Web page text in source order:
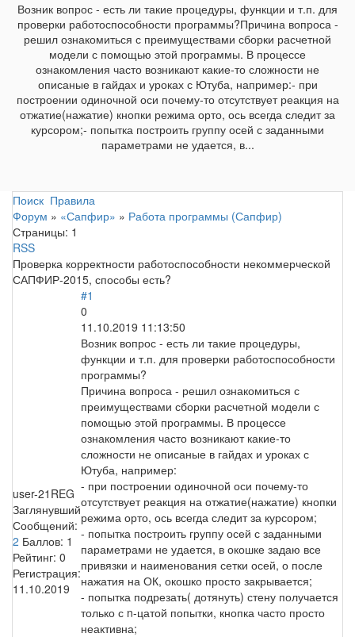
Возник вопрос - есть ли такие процедуры, функции и т.п. для
проверки работоспособности программы?Причина вопроса -
решил ознакомиться с преимуществами сборки расчетной
модели с помощью этой программы. В процессе
ознакомления часто возникают какие-то сложности не
описаные в гайдах и уроках с Ютуба, например:- при
построении одиночной оси почему-то отсутствует реакция на
отжатие(нажатие) кнопки режима орто, ось всегда следит за
курсором;- попытка построить группу осей с заданными
параметрами не удается, в...
Поиск Правила
Форум » «Сапфир» » Работа программы (Сапфир)
Страницы: 1
RSS
Проверка корректности работоспособности некоммерческой
САПФИР-2015, способы есть?
user-21REG
Заглянувший
Сообщений:
2 Баллов: 1
Рейтинг: 0
Регистрация:
11.10.2019
#1
0
11.10.2019 11:13:50
Возник вопрос - есть ли такие процедуры,
функции и т.п. для проверки работоспособности
программы?
Причина вопроса - решил ознакомиться с
преимуществами сборки расчетной модели с
помощью этой программы. В процессе
ознакомления часто возникают какие-то
сложности не описаные в гайдах и уроках с
Ютуба, например:
- при построении одиночной оси почему-то
отсутствует реакция на отжатие(нажатие) кнопки
режима орто, ось всегда следит за курсором;
- попытка построить группу осей с заданными
параметрами не удается, в окошке задаю все
привязки и наименования сетки осей, о после
нажатия на ОК, окошко просто закрывается;
- попытка подрезать( дотянуть) стену получается
только с n-цатой попытки, кнопка часто просто
неактивна;